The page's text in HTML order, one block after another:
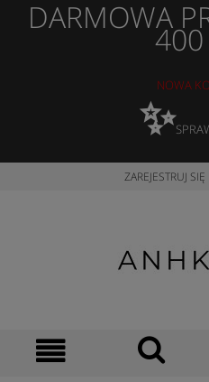
DARMOWA
NOWA
✨
ZAREJESTRUJ SIĘ